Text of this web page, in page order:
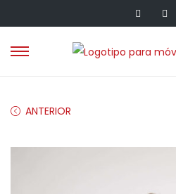
ANTERIOR